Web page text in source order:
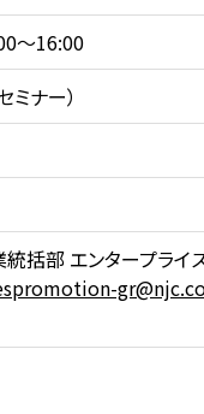
～16:00
ナー）
括部 エンタープライズ